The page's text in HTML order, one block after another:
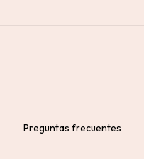
Preguntas frecuentes